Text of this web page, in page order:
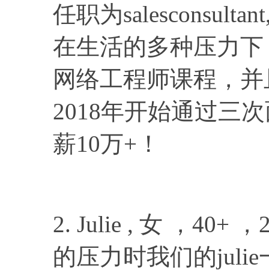
任职为
在生活的多种压力
网络工程师课程，
2018年开始通过三
薪10万+！
2. Julie , 女 ，40+
的压力时我们的julie